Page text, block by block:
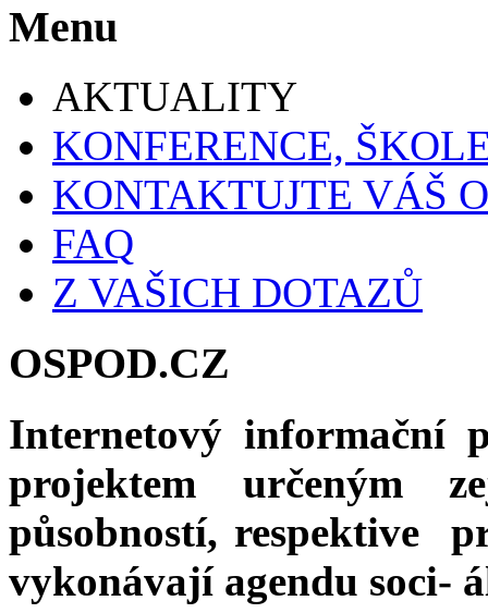
Menu
AKTUALITY
KONFERENCE,
KONTAKTUJTE VÁŠ
FAQ
Z VAŠICH DOTAZŮ
OSPOD.CZ
Internetový informační
projektem určeným
působností, respektive
vykonávají agendu soci-